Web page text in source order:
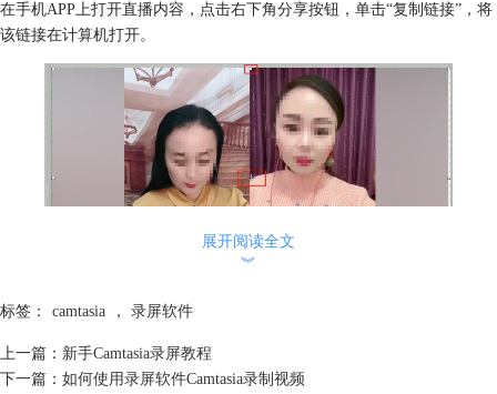
在手机APP上打开直播内容，点击右下角分享按钮，单击“复制链接”，将
该链接在计算机打开。
图2：录制前设置界面
打开直播内容后，打开Camtasia，单击“新建录制”，进入录制模式。首
先，通过控制面板上“选择区域”调整录制范围。或者选择“自定义”，先使
展开阅读全文
︾
标签： camtasia ， 录屏软件
上一篇： 新手Camtasia录屏教程
下一篇： 如何使用录屏软件Camtasia录制视频